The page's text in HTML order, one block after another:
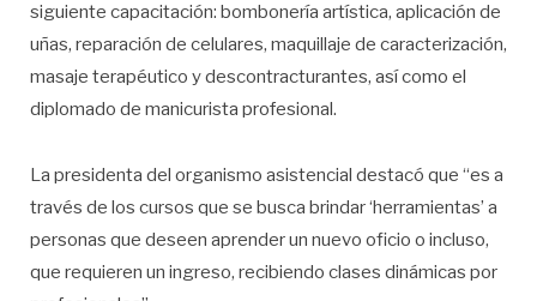
siguiente capacitación: bombonería artística, aplicación de
uñas, reparación de celulares, maquillaje de caracterización,
masaje terapéutico y descontracturantes, así como el
diplomado de manicurista profesional.
La presidenta del organismo asistencial destacó que “es a
través de los cursos que se busca brindar ‘herramientas’ a
personas que deseen aprender un nuevo oficio o incluso,
que requieren un ingreso, recibiendo clases dinámicas por